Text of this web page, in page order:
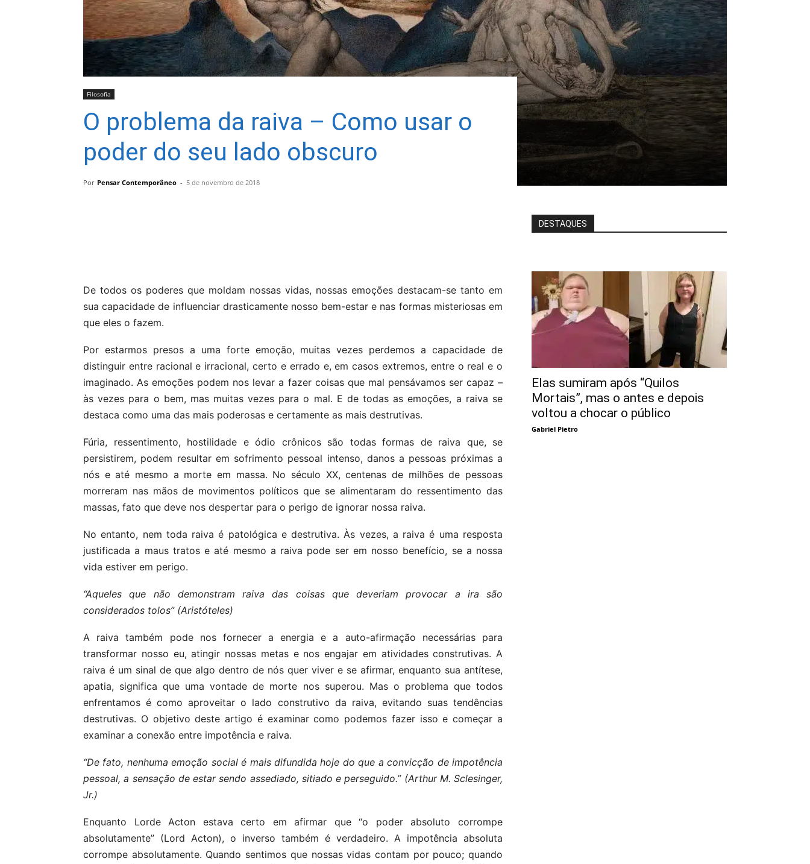
Filosofia
O problema da raiva – Como usar o
poder do seu lado obscuro
Por Pensar Contemporâneo - 5 de novembro de 2018
De todos os poderes que moldam nossas vidas, nossas emoções destacam-se tanto em
sua capacidade de influenciar drasticamente nosso bem-estar e nas formas misteriosas em
que eles o fazem.
Por estarmos presos a uma forte emoção, muitas vezes perdemos a capacidade de
distinguir entre racional e irracional, certo e errado e, em casos extremos, entre o real e o
imaginado. As emoções podem nos levar a fazer coisas que mal pensávamos ser capaz –
às vezes para o bem, mas muitas vezes para o mal. E de todas as emoções, a raiva se
destaca como uma das mais poderosas e certamente as mais destrutivas.
Fúria, ressentimento, hostilidade e ódio crônicos são todas formas de raiva que, se
persistirem, podem resultar em sofrimento pessoal intenso, danos a pessoas próximas a
nós e até mesmo a morte em massa. No século XX, centenas de milhões de pessoas
morreram nas mãos de movimentos políticos que se alimentaram do ressentimento das
massas, fato que deve nos despertar para o perigo de ignorar nossa raiva.
No entanto, nem toda raiva é patológica e destrutiva. Às vezes, a raiva é uma resposta
justificada a maus tratos e até mesmo a raiva pode ser em nosso benefício, se a nossa
vida estiver em perigo.
“Aqueles que não demonstram raiva das coisas que deveriam provocar a ira são
considerados tolos” (Aristóteles)
A raiva também pode nos fornecer a energia e a auto-afirmação necessárias para
transformar nosso eu, atingir nossas metas e nos engajar em atividades construtivas. A
raiva é um sinal de que algo dentro de nós quer viver e se afirmar, enquanto sua antítese,
apatia, significa que uma vontade de morte nos superou. Mas o problema que todos
enfrentamos é como aproveitar o lado construtivo da raiva, evitando suas tendências
destrutivas. O objetivo deste artigo é examinar como podemos fazer isso e começar a
examinar a conexão entre impotência e raiva.
“De fato, nenhuma emoção social é mais difundida hoje do que a convicção de impotência
pessoal, a sensação de estar sendo assediado, sitiado e perseguido.” (Arthur M. Sclesinger,
Jr.)
Enquanto Lorde Acton estava certo em afirmar que “o poder absoluto corrompe
absolutamente” (Lord Acton), o inverso também é verdadeiro. A impotência absoluta
corrompe absolutamente. Quando sentimos que nossas vidas contam por pouco; quando
DESTAQUES
Elas sumiram após “Quilos
Mortais”, mas o antes e depois
voltou a chocar o público
Gabriel Pietro